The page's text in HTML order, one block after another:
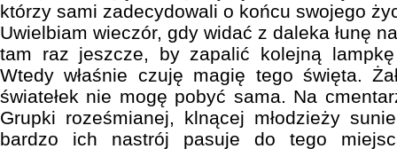
którzy sami zadecydowali o końcu swojego
Uwielbiam wieczór, gdy widać z daleka łunę
tam raz jeszcze, by zapalić kolejną
Wtedy właśnie czuję magię tego święta.
światełek nie mogę pobyć sama. Na
Grupki roześmianej, klnącej młodzieży
bardzo ich nastrój pasuje do tego